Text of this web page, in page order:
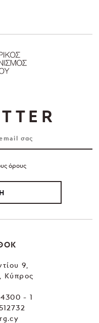
όρους
9,
Κύπρος
- 1